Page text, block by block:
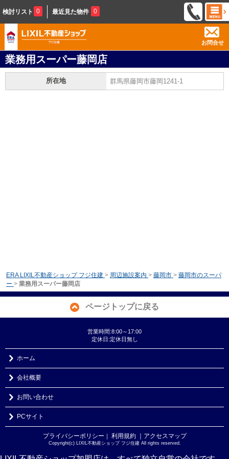
検討リスト 0 最近見た物件 0
お問合せ
業務用スーパー藤岡店
所在地 群馬県藤岡市藤岡1241-1
ERA LIXIL不動産ショップ フジ住建 > 周辺施設案内 > 藤岡市 > 藤岡市のスーパ
ー > 業務用スーパー藤岡店
ページトップに戻る
営業時間:8:00～17:00
定休日:定休日無し
ホーム
会社概要
お問い合わせ
PCサイト
プライバシーポリシー ｜ 利用規約 ｜アクセスマップ
Copyright(c) LIXIL不動産ショップ フジ住建 All rights reserved.